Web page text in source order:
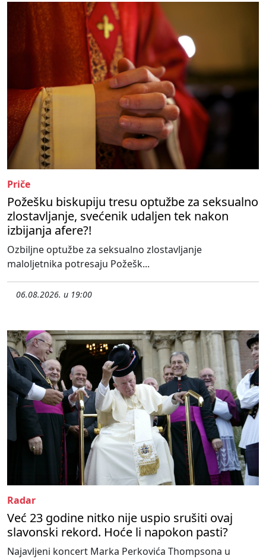
Priče
Požešku biskupiju tresu optužbe za seksualno
zlostavljanje, svećenik udaljen tek nakon
izbijanja afere?!
Ozbiljne optužbe za seksualno zlostavljanje
maloljetnika potresaju Požešk...
06.08.2026. u 19:00
Radar
Već 23 godine nitko nije uspio srušiti ovaj
slavonski rekord. Hoće li napokon pasti?
Najavljeni koncert Marka Perkovića Thompsona u